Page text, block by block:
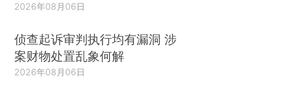
2026年08月06日
侦查起诉审判执行均有漏洞 涉
案财物处置乱象何解
2026年08月06日